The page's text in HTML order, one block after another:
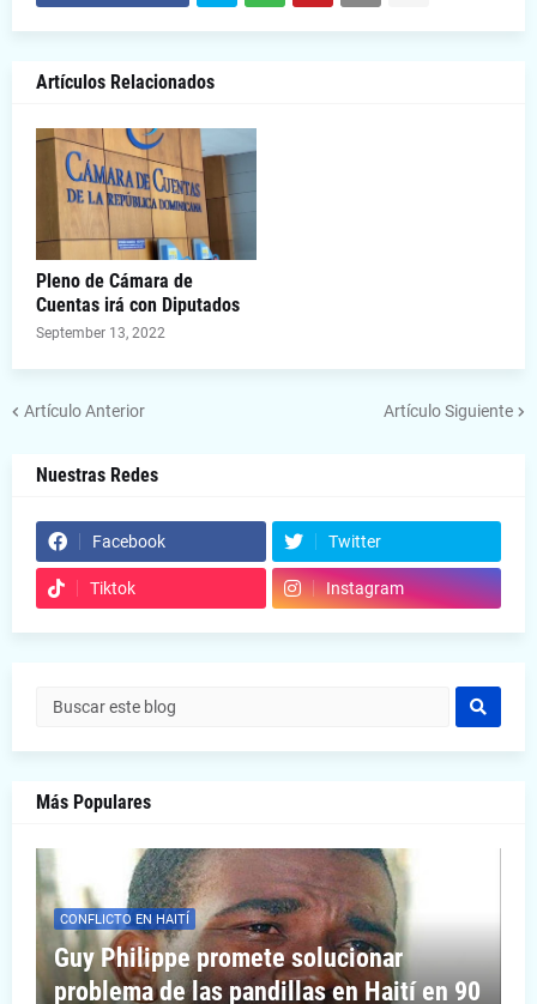
Artículos Relacionados
Pleno de Cámara de
Cuentas irá con Diputados
September 13, 2022
Artículo Anterior Artículo Siguiente
Nuestras Redes
Facebook Twitter
Tiktok Instagram
Más Populares
CONFLICTO EN HAITÍ
Guy Philippe promete solucionar
problema de las pandillas en Haití en 90